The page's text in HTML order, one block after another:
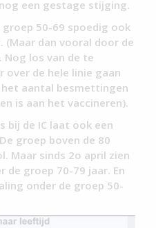
een gestage stijging.
50-69 spoedig ook
dan vooral door de
Nog los van de te
over de hele linie gaan
aantal besmettingen
is aan het vaccineren).
bij de IC laat ook een
groep boven de 80
Maar sinds 2o april zien
de groep 70-79 jaar. En
onder de groep 50-